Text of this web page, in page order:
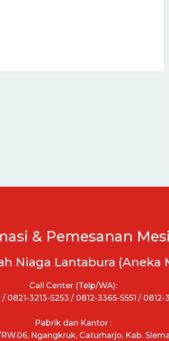
& Pemesanan
Niaga Lantabura (Aneka
Call Center (Telp/WA):
/ 0821-3213-5253 / 0812-3365-5551 / 0812-
Pabrik dan Kantor :
Ngangkruk, Caturharjo, Kab.